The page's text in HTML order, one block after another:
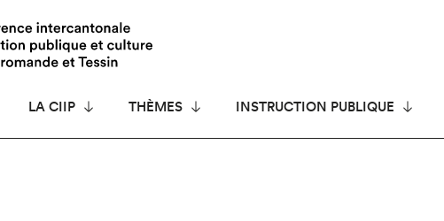
LA CIIP THÈMES INSTRUCTION PUBLIQUE